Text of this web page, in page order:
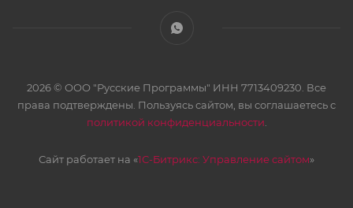
2026 © ООО "Русские Программы" ИНН 7713409230. Все
права подтверждены. Пользуясь сайтом, вы соглашаетесь с
политикой конфиденциальности
Сайт работает на «1С-Битрикс: Управление сайтом»